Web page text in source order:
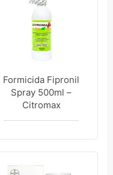
Formicida Fipronil
Spray 500ml –
Citromax